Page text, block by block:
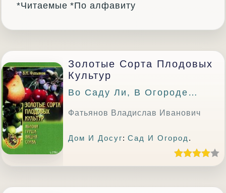
*Читаемые *По алфавиту
Золотые Сорта Плодовых
Культур
Во Саду Ли, В Огороде…
Фатьянов Владислав Иванович
Дом И Досуг:Сад И Огород .